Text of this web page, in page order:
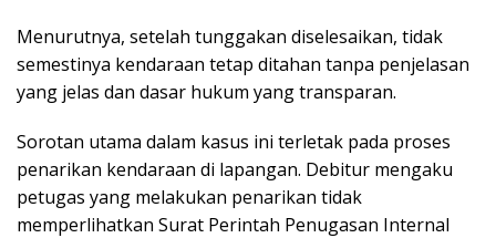
Menurutnya, setelah tunggakan diselesaikan, tidak
semestinya kendaraan tetap ditahan tanpa penjelasan
yang jelas dan dasar hukum yang transparan.
Sorotan utama dalam kasus ini terletak pada proses
penarikan kendaraan di lapangan. Debitur mengaku
petugas yang melakukan penarikan tidak
memperlihatkan Surat Perintah Penugasan Internal